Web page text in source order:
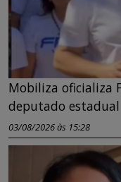
Mobiliza oficializa
deputado estadual
03/08/2026 às 15:28